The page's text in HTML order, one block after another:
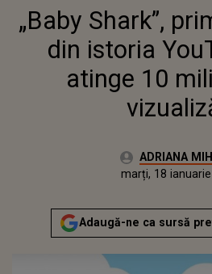
ISTORIA YOUTUBE
MILIARDE DE
„Baby Shark”,
din istoria
atinge 10
Autor:ADRIANA
marți, 18 ianuarie 2022Actualizat:
marți, 18
Adaugă-ne ca sursă